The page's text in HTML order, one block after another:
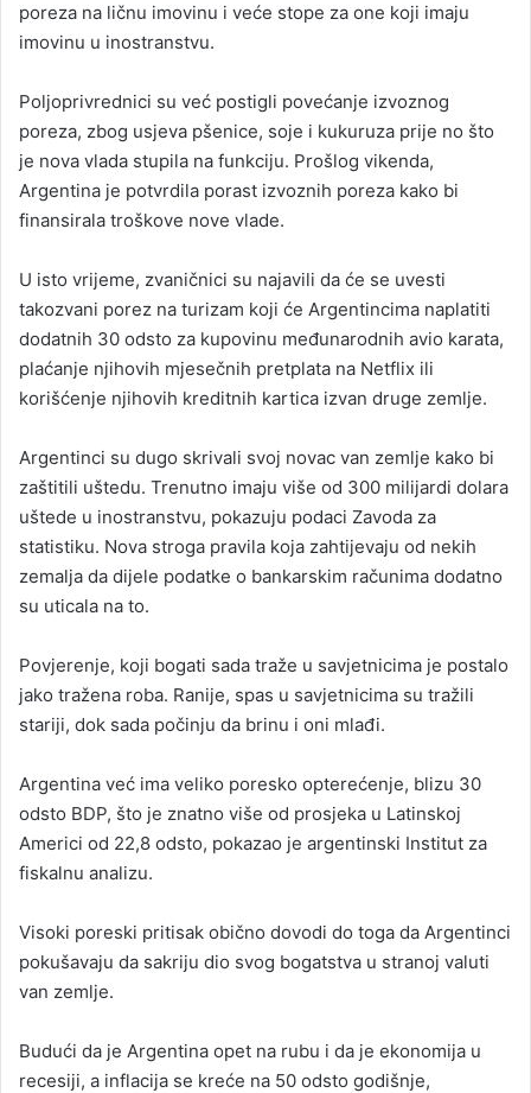
poreza na ličnu imovinu i veće stope za one koji imaju
imovinu u inostranstvu.
Poljoprivrednici su već postigli povećanje izvoznog
poreza, zbog usjeva pšenice, soje i kukuruza prije no što
je nova vlada stupila na funkciju. Prošlog vikenda,
Argentina je potvrdila porast izvoznih poreza kako bi
finansirala troškove nove vlade.
U isto vrijeme, zvaničnici su najavili da će se uvesti
takozvani porez na turizam koji će Argentincima naplatiti
dodatnih 30 odsto za kupovinu međunarodnih avio karata,
plaćanje njihovih mjesečnih pretplata na Netflix ili
korišćenje njihovih kreditnih kartica izvan druge zemlje.
Argentinci su dugo skrivali svoj novac van zemlje kako bi
zaštitili uštedu. Trenutno imaju više od 300 milijardi dolara
uštede u inostranstvu, pokazuju podaci Zavoda za
statistiku. Nova stroga pravila koja zahtijevaju od nekih
zemalja da dijele podatke o bankarskim računima dodatno
su uticala na to.
Povjerenje, koji bogati sada traže u savjetnicima je postalo
jako tražena roba. Ranije, spas u savjetnicima su tražili
stariji, dok sada počinju da brinu i oni mlađi.
Argentina već ima veliko poresko opterećenje, blizu 30
odsto BDP, što je znatno više od prosjeka u Latinskoj
Americi od 22,8 odsto, pokazao je argentinski Institut za
fiskalnu analizu.
Visoki poreski pritisak obično dovodi do toga da Argentinci
pokušavaju da sakriju dio svog bogatstva u stranoj valuti
van zemlje.
Budući da je Argentina opet na rubu i da je ekonomija u
recesiji, a inflacija se kreće na 50 odsto godišnje,